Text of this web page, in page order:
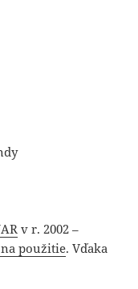
v r. 2002 –
použitie. Vďaka